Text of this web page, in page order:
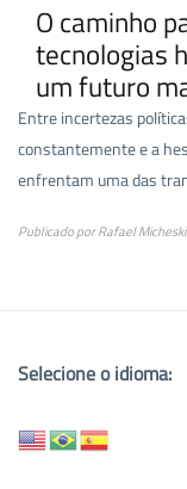
O caminho
tecnologias
um futuro
Entre incertezas
constantemente e a
enfrentam uma das
Publicado porRafael Micheski
Selecione o idioma: